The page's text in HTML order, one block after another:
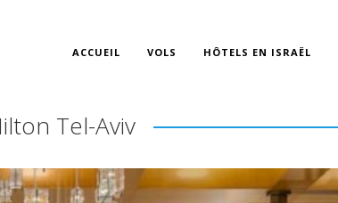
ACCUEIL VOLS HÔTELS EN ISRAËL
Tel-Aviv